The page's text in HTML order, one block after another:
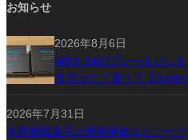
お知らせ
2026年8月6日
WRX S4のブレーキパッ
出方はどう違う？【
2026年7月31日
矢野雅哉選手の実家家族エピソー